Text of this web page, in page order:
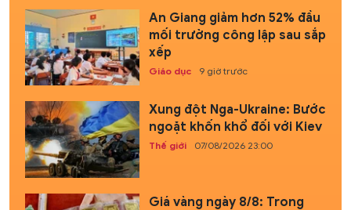
An Giang giảm hơn 52% đầu
mối trường công lập sau sắp
xếp
Giáo dục 9 giờ trước
Xung đột Nga-Ukraine: Bước
ngoặt khốn khổ đối với Kiev
Thế giới 07/08/2026 23:00
Giá vàng ngày 8/8: Trong